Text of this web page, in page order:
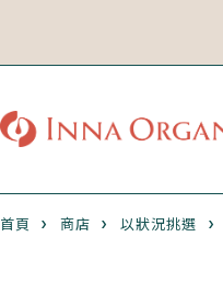
首頁 商店 以狀況挑選